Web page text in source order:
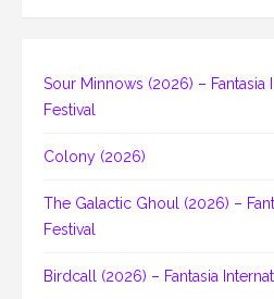
Sour Minnows (2026) – Fantasia
Festival
Colony (2026)
The Galactic Ghoul (2026) –
Festival
Birdcall (2026) – Fantasia